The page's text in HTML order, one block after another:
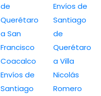
de
Querétaro
a San
Francisco
Coacalco
Envíos de
Santiago
Envíos de
Santiago
de
Querétaro
a Villa
Nicolás
Romero